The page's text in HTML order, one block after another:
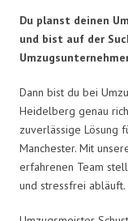
Du planst deinen
und bist auf der
Dann bist du bei
Heidelberg genau
zuverlässige Lösung
Manchester. Mit
erfahrenen Team
und stressfrei abläuft.